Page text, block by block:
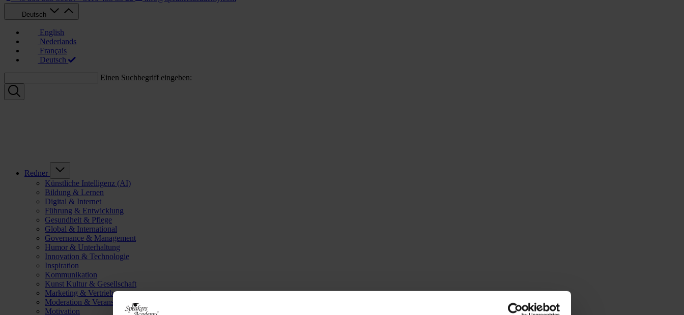
Deutsch
English
Nederlands
Français
Deutsch
Einen Suchbegriff eingeben:
Redner
Künstliche Intelligenz (AI)
Bildung & Lernen
Digital & Internet
Führung & Entwicklung
Gesundheit & Pflege
Global & International
Governance & Management
Humor & Unterhaltung
Innovation & Technologie
Inspiration
Kommunikation
Kunst Kultur & Gesellschaft
Marketing & Vertrieb
Moderation & Veranstaltungsleitung
Motivation